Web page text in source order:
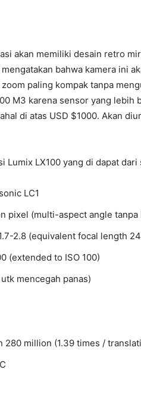
akan memiliki desain retro
bahwa kamera ini
paling kompak tanpa
M3 karena sensor yang lebih
di atas USD $1000. Akan
Lumix LX100 yang di dapat dari
LC1
pixel (multi-aspect angle tanpa
2.8 (equivalent focal length
(extended to ISO 100)
mencegah panas)
280 million (1.39 times /